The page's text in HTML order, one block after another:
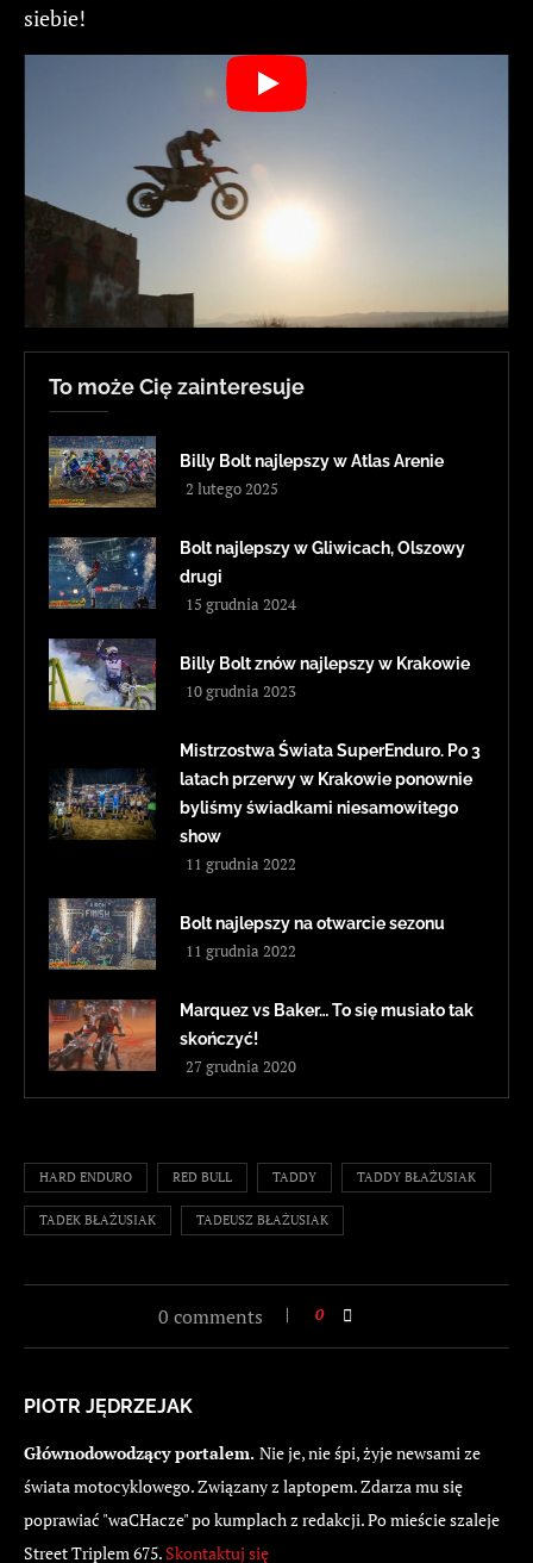
siebie!
To może Cię zainteresuje
Billy Bolt najlepszy w Atlas Arenie
2 lutego 2025
Bolt najlepszy w Gliwicach, Olszowy
drugi
15 grudnia 2024
Billy Bolt znów najlepszy w Krakowie
10 grudnia 2023
Mistrzostwa Świata SuperEnduro. Po 3
latach przerwy w Krakowie ponownie
byliśmy świadkami niesamowitego
show
11 grudnia 2022
Bolt najlepszy na otwarcie sezonu
11 grudnia 2022
Marquez vs Baker… To się musiało tak
skończyć!
27 grudnia 2020
HARD ENDURO RED BULL TADDY TADDY BŁAŻUSIAK
TADEK BŁAŻUSIAK TADEUSZ BŁAŻUSIAK
0 comments 0
PIOTR JĘDRZEJAK
Głównodowodzący portalem. Nie je, nie śpi, żyje newsami ze
świata motocyklowego. Związany z laptopem. Zdarza mu się
poprawiać "waCHacze" po kumplach z redakcji. Po mieście szaleje
Street Triplem 675. Skontaktuj się